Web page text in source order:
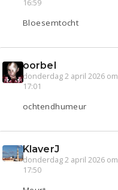
16:59
Bloesemtocht
oorbel
donderdag 2 april 2026 om
17:01
ochtendhumeur
KlaverJ
donderdag 2 april 2026 om
17:50